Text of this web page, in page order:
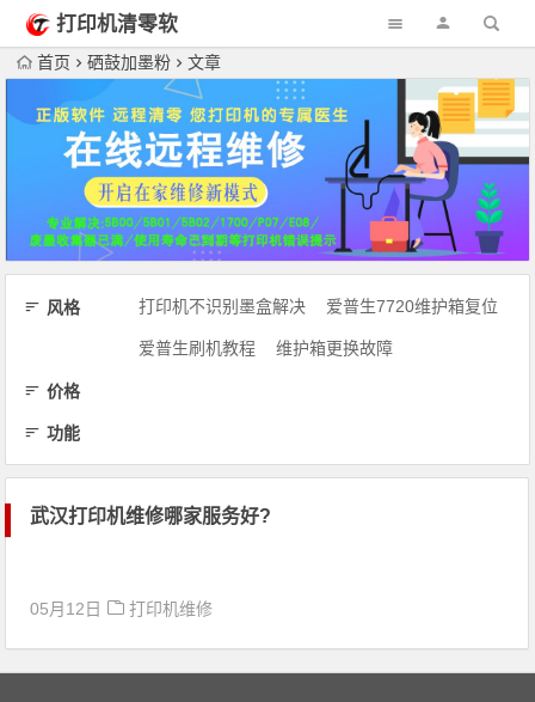
打印机清零软
件网
首页 硒鼓加墨粉 文章
风格 打印机不识别墨盒解决 爱普生7720维护箱复位
爱普生刷机教程 维护箱更换故障
价格
功能
武汉打印机维修哪家服务好?
05月12日 打印机维修